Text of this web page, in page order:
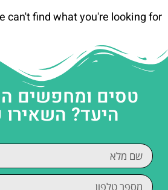
can't find what you're looking for.
טסים ומחפשים
היעד?